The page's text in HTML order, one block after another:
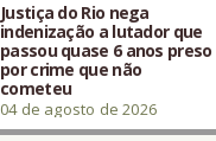
Justiça do Rio nega
indenização a lutador que
passou quase 6 anos preso
por crime que não
cometeu
04 de agosto de 2026